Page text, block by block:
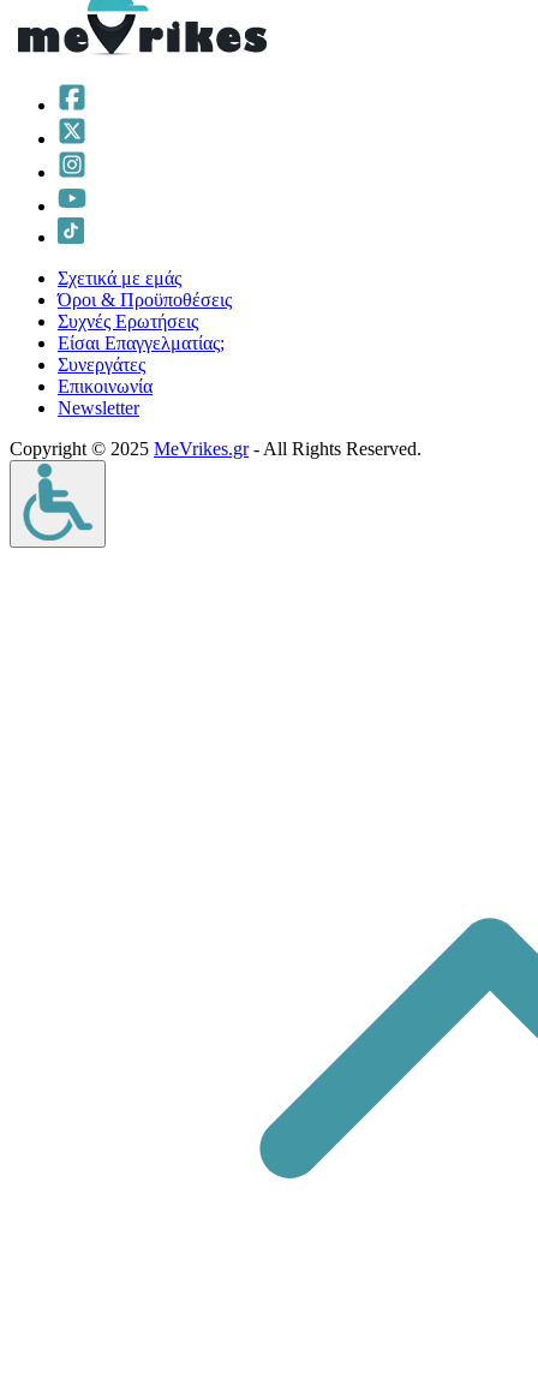
Σχετικά με εμάς
Όροι & Προϋποθέσεις
Συχνές Ερωτήσεις
Είσαι Επαγγελματίας;
Συνεργάτες
Επικοινωνία
Νewsletter
Copyright © 2025 MeVrikes.gr- All Rights Reserved.